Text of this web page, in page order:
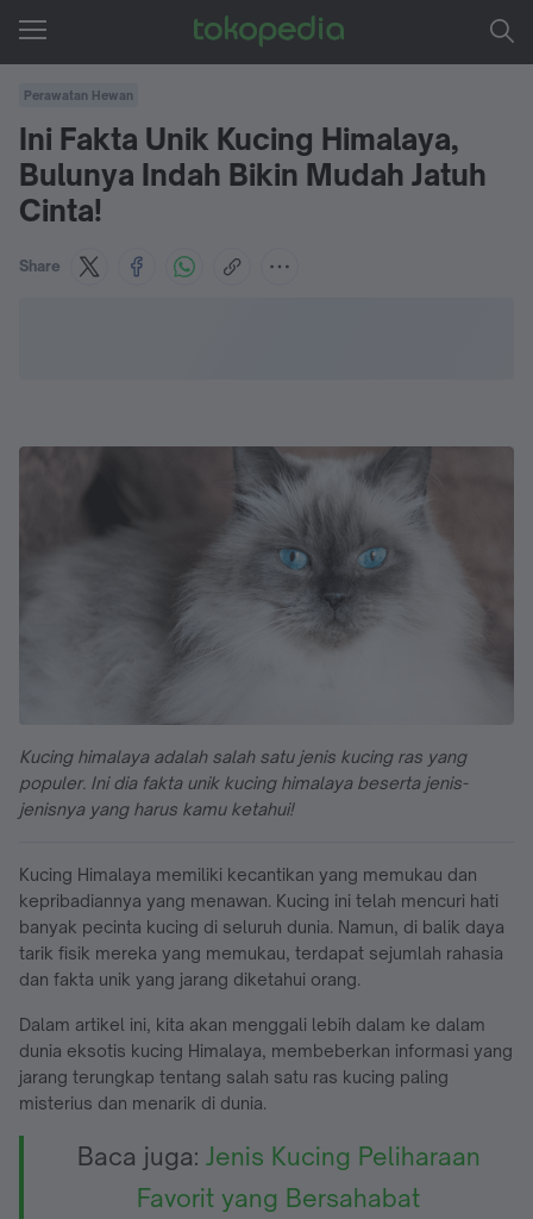
Perawatan Hewan
Ini Fakta Unik Kucing Himalaya,
Bulunya Indah Bikin Mudah Jatuh
Cinta!
Share
Kucing himalaya adalah salah satu jenis kucing ras yang
populer. Ini dia fakta unik kucing himalaya beserta jenis-
jenisnya yang harus kamu ketahui!
Kucing Himalaya memiliki kecantikan yang memukau dan
kepribadiannya yang menawan. Kucing ini telah mencuri hati
banyak pecinta kucing di seluruh dunia. Namun, di balik daya
tarik fisik mereka yang memukau, terdapat sejumlah rahasia
dan fakta unik yang jarang diketahui orang.
Dalam artikel ini, kita akan menggali lebih dalam ke dalam
dunia eksotis kucing Himalaya, membeberkan informasi yang
jarang terungkap tentang salah satu ras kucing paling
misterius dan menarik di dunia.
Baca juga: Jenis Kucing Peliharaan
Favorit yang Bersahabat